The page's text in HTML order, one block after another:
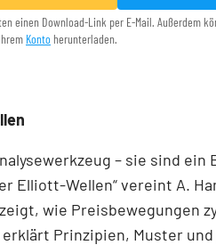
einen Download-Link per E-Mail. Außerdem
Konto herunterladen.
– sie sind ein
Elliott-Wellen“ vereint A.
wie Preisbewegungen
Prinzipien, Muster